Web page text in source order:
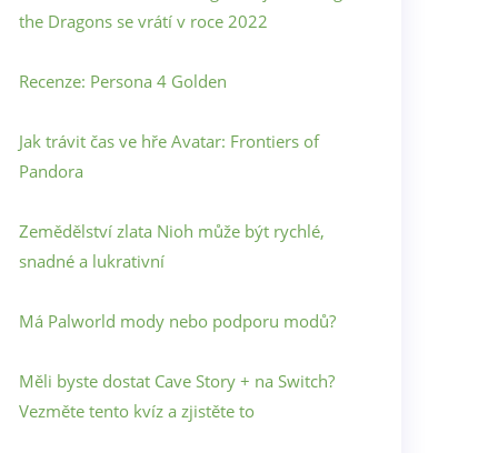
the Dragons se vrátí v roce 2022
Recenze: Persona 4 Golden
Jak trávit čas ve hře Avatar: Frontiers of
Pandora
Zemědělství zlata Nioh může být rychlé,
snadné a lukrativní
Má Palworld mody nebo podporu modů?
Měli byste dostat Cave Story + na Switch?
Vezměte tento kvíz a zjistěte to